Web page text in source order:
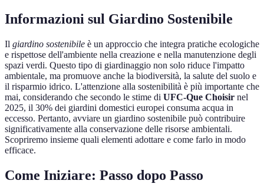
Informazioni sul Giardino Sostenibile
Il giardino sostenibile è un approccio che integra pratiche ecologiche
e rispettose dell'ambiente nella creazione e nella manutenzione degli
spazi verdi. Questo tipo di giardinaggio non solo riduce l'impatto
ambientale, ma promuove anche la biodiversità, la salute del suolo e
il risparmio idrico. L'attenzione alla sostenibilità è più importante che
mai, considerando che secondo le stime di UFC-Que Choisir nel
2025, il 30% dei giardini domestici europei consuma acqua in
eccesso. Pertanto, avviare un giardino sostenibile può contribuire
significativamente alla conservazione delle risorse ambientali.
Scopriremo insieme quali elementi adottare e come farlo in modo
efficace.
Come Iniziare: Passo dopo Passo